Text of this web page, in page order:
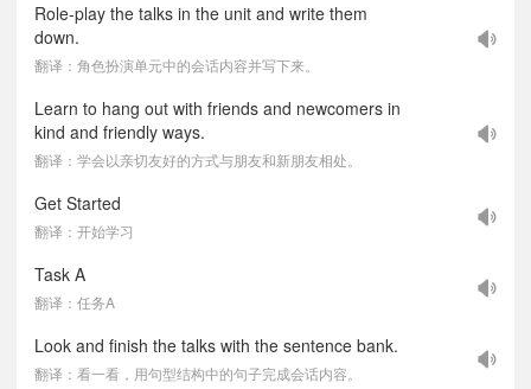
Role-play the talks in the unit and write them
down.
翻译：角色扮演单元中的会话内容并写下来。
Learn to hang out with friends and newcomers in
kind and friendly ways.
翻译：学会以亲切友好的方式与朋友和新朋友相处。
Get Started
翻译：开始学习
Task A
翻译：任务A
Look and finish the talks with the sentence bank.
翻译：看一看，用句型结构中的句子完成会话内容。